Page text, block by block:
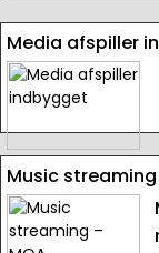
Media afspiller
Music streaming